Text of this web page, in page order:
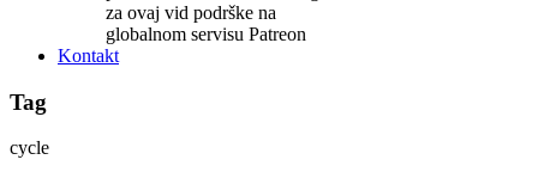
za ovaj vid podrške na
globalnom servisu Patreon
Kontakt
Tag
cycle